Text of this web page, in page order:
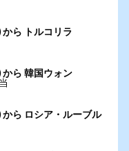
ら トルコリラ
ら 韓国ウォン
ら ロシア・ルーブル